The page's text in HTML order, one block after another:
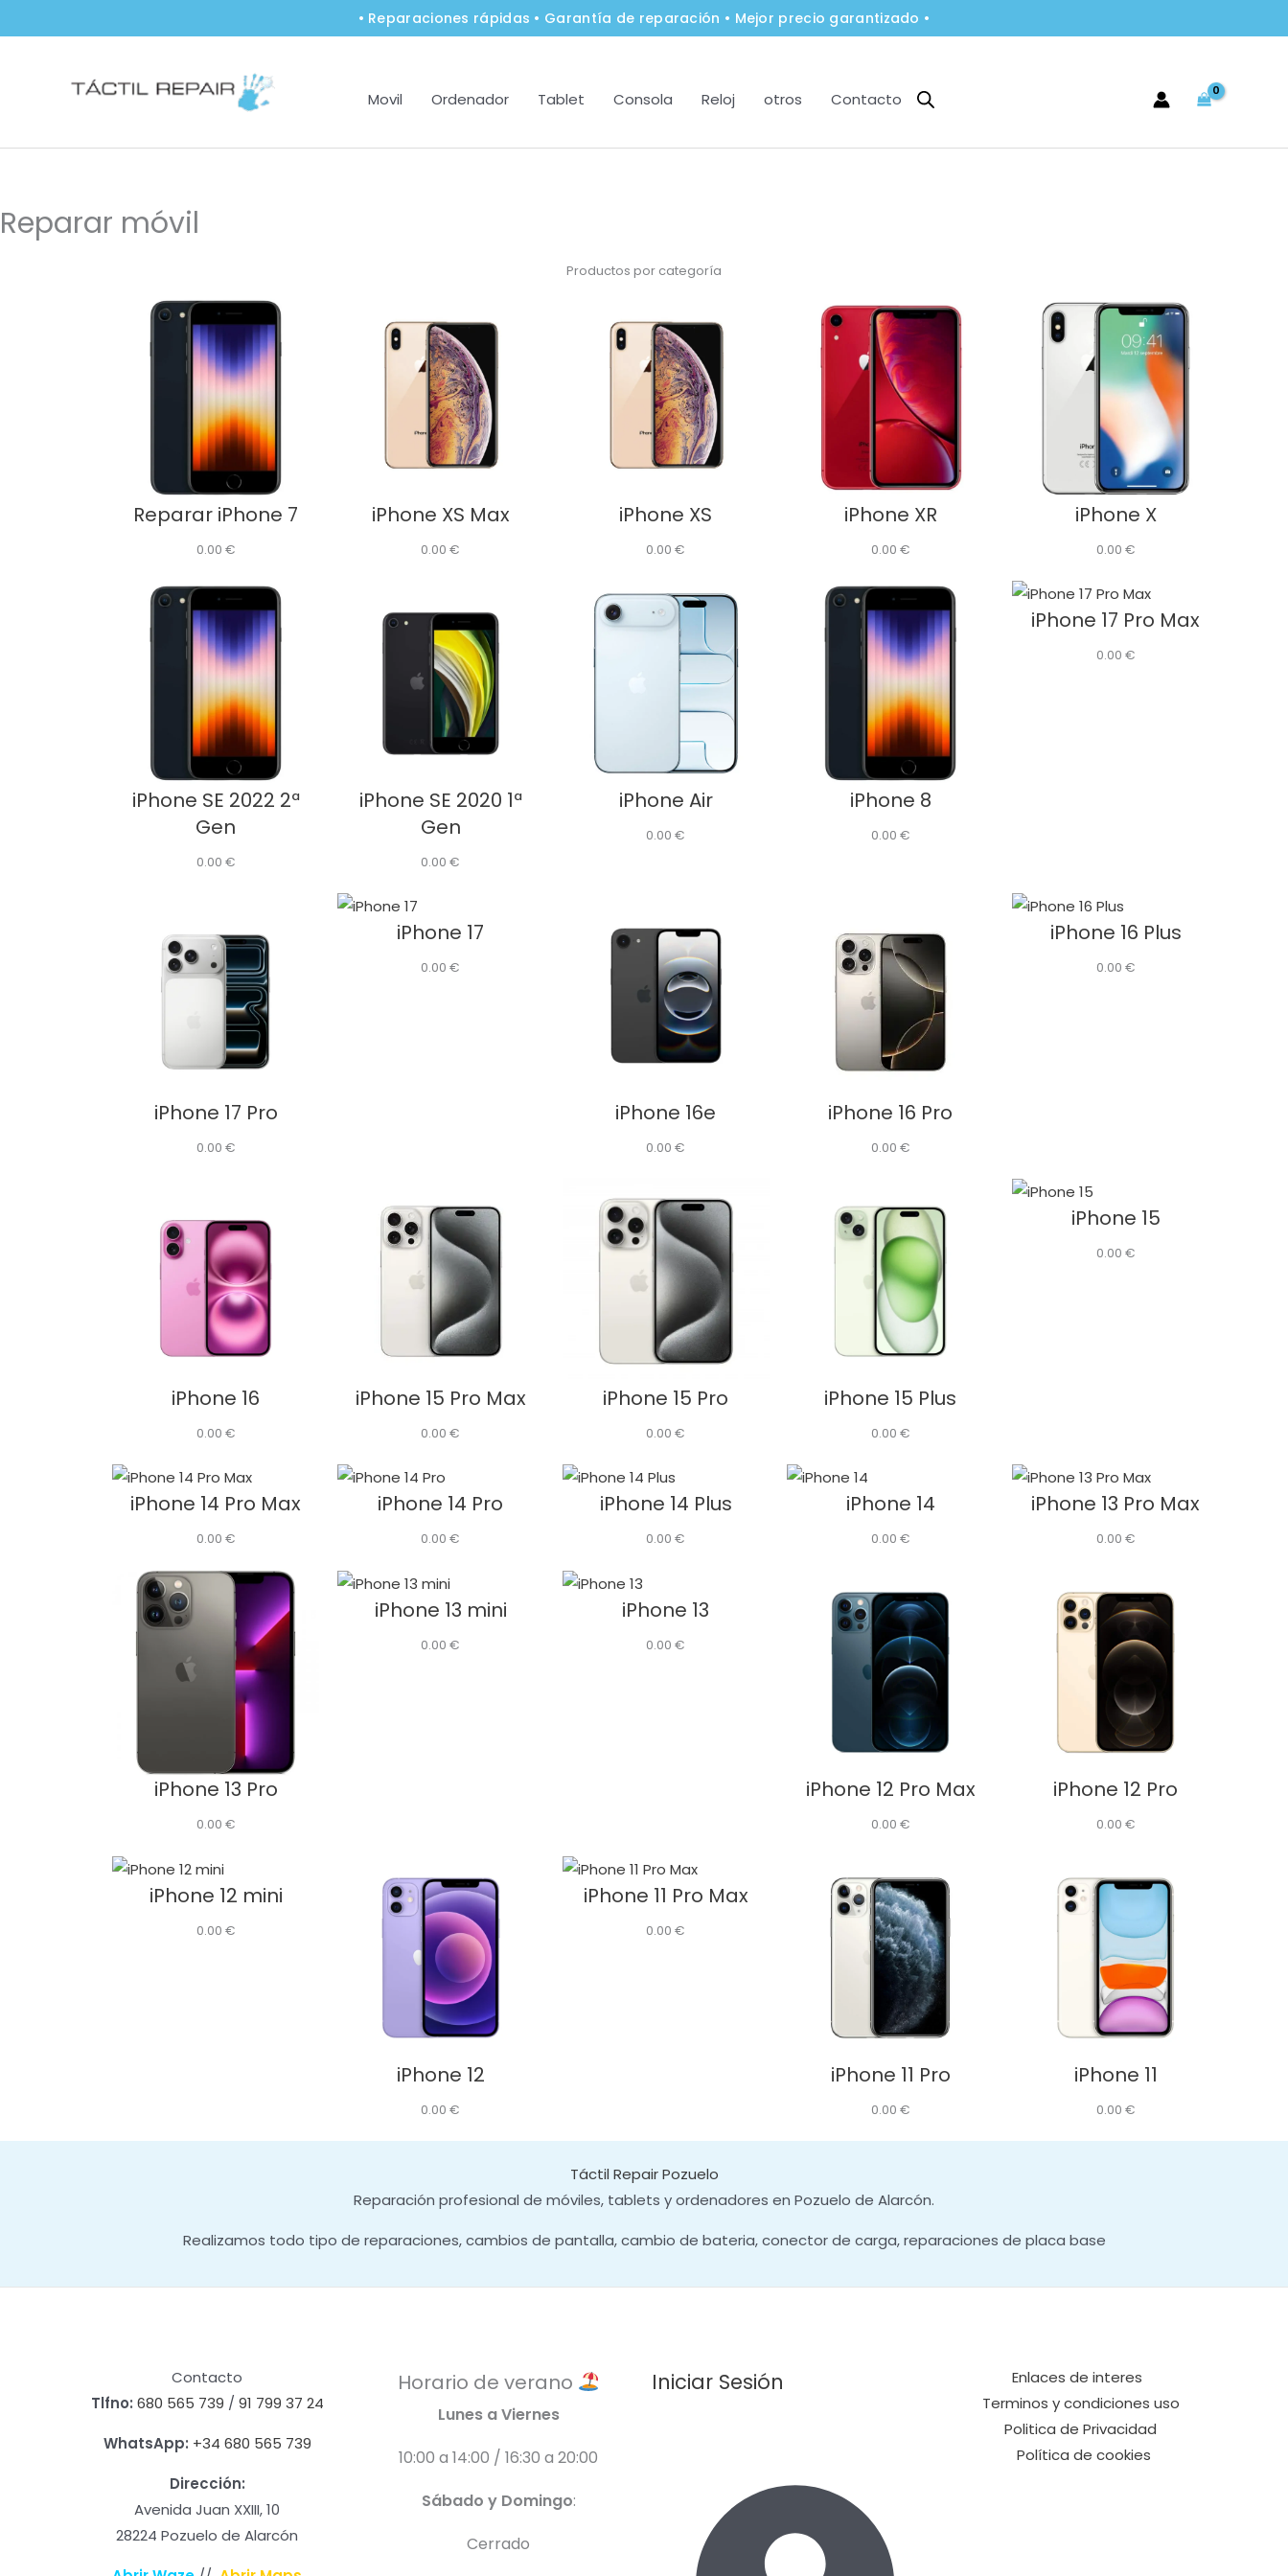
al
• Reparaciones rápidas • Garantía de reparación • Mejor precio garantizado •
Movil Ordenador Tablet Consola Reloj otros Contacto
Reparar móvil
Productos por categoría
Reparar iPhone 7
0.00 €
iPhone XS Max
0.00€
iPhone XS
0.00 €
iPhone XR
0.00 €
iPhone X
0.00 €
iPhone SE 2022 2ª
Gen
0.00 €
iPhone SE 2020 1ª
Gen
0.00€
iPhone Air
0.00 €
iPhone 8
0.00 €
iPhone 17 Pro Max
0.00 €
iPhone 17 Pro
0.00 €
iPhone 17
0.00€
iPhone 16e
0.00 €
iPhone 16 Pro
0.00 €
iPhone 16 Plus
0.00 €
iPhone 16
0.00 €
iPhone 15 Pro Max
0.00€
iPhone 15 Pro
0.00 €
iPhone 15 Plus
0.00 €
iPhone 15
0.00 €
iPhone 14 Pro Max
0.00 €
iPhone 14 Pro
0.00€
iPhone 14 Plus
0.00 €
iPhone 14
0.00 €
iPhone 13 Pro Max
0.00 €
iPhone 13 Pro
0.00 €
iPhone 13 mini
0.00€
iPhone 13
0.00 €
iPhone 12 Pro Max
0.00 €
iPhone 12 Pro
0.00 €
iPhone 12 mini
0.00 €
iPhone 12
0.00€
iPhone 11 Pro Max
0.00 €
iPhone 11 Pro
0.00 €
iPhone 11
0.00 €
Táctil Repair Pozuelo
Reparación profesional de móviles, tablets y ordenadores en Pozuelo de Alarcón.
Realizamos todo tipo de reparaciones, cambios de pantalla, cambio de bateria, conector de carga, reparaciones de placa base
Contacto
Tlfno: 680 565 739 / 91 799 37 24
WhatsApp: +34 680 565 739
Dirección:
Avenida Juan XXIII, 10
28224 Pozuelo de Alarcón
Horario de verano
Lunes a Viernes
10:00 a 14:00 / 16:30 a 20:00
Sábado y Domingo:
Cerrado
Iniciar Sesión
Enlaces de interes
Terminos y condiciones uso
Politica de Privacidad
Política de cookies